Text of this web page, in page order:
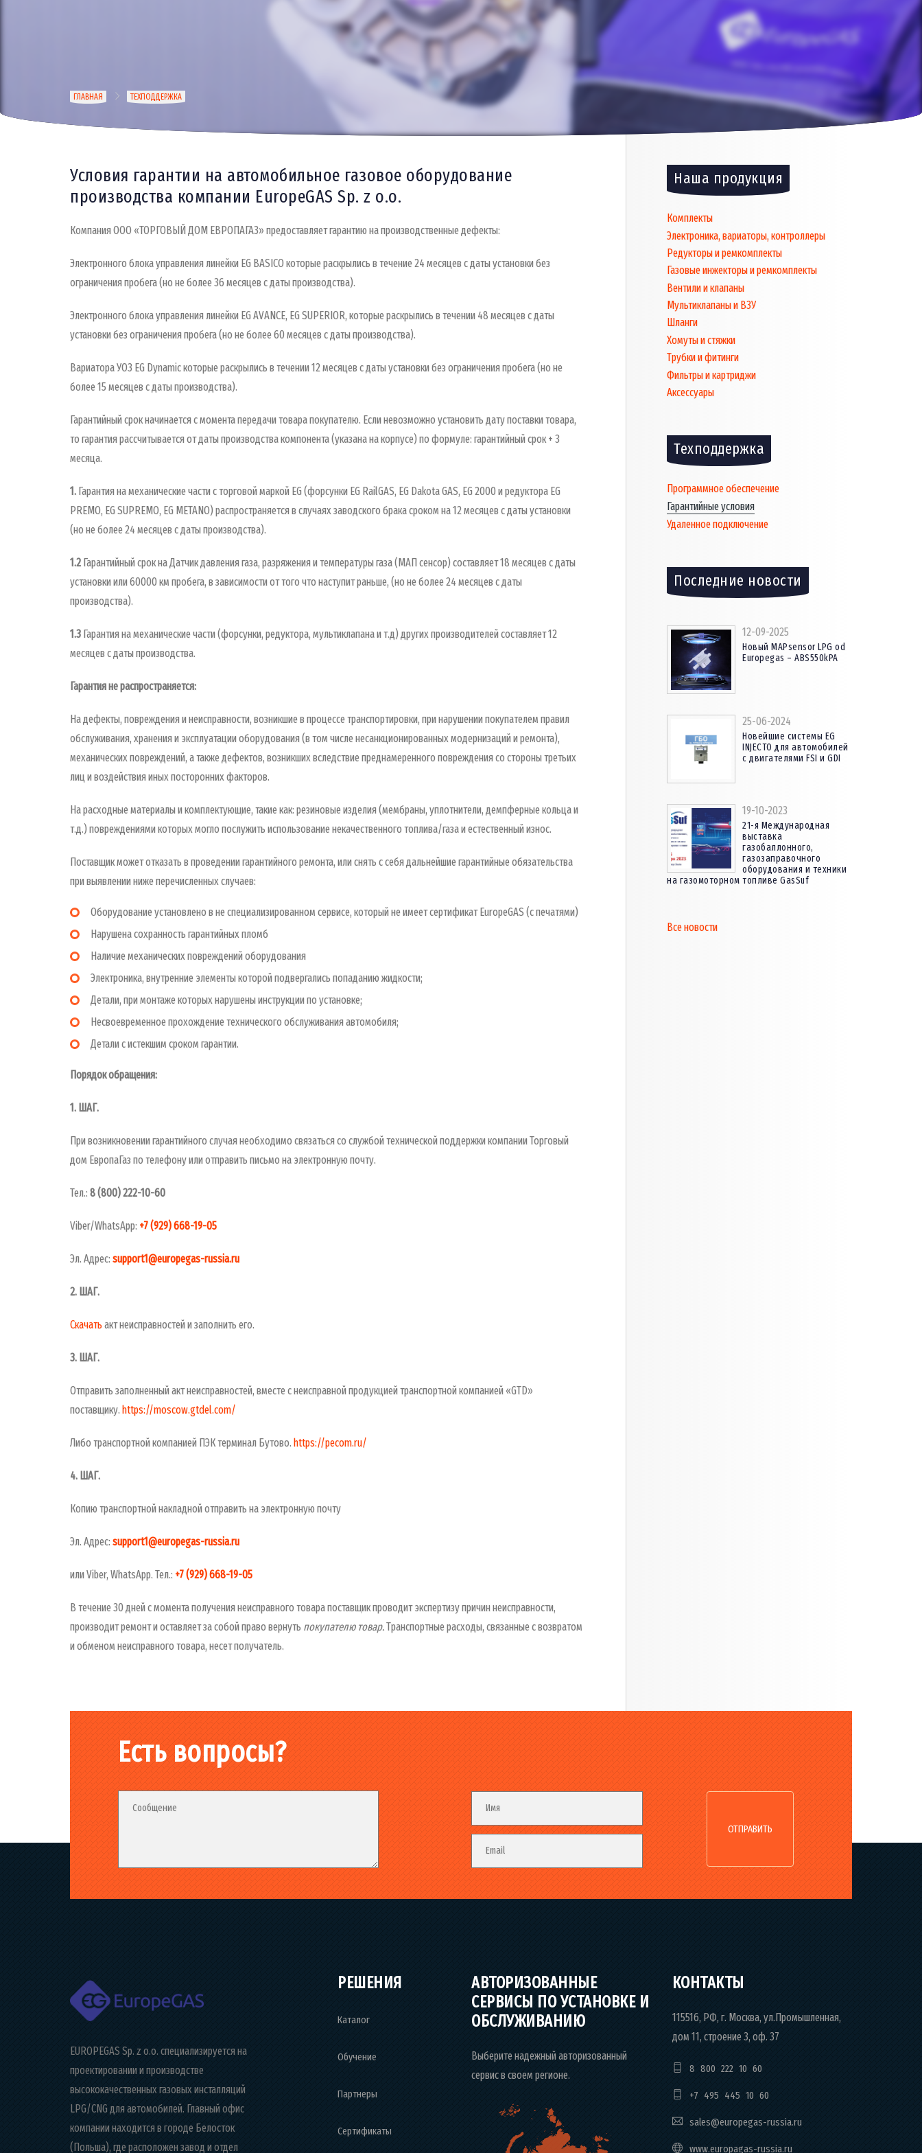
Строка
навигации
ГЛАВНАЯ ТЕХПОДДЕРЖКА
Содержимое
Условия гарантии на автомобильное газовое оборудование
производства компании EuropeGAS Sp. z o.o.
Компания ООО «ТОРГОВЫЙ ДОМ ЕВРОПАГАЗ» предоставляет гарантию на производственные дефекты:
Электронного блока управления линейки EG BASICO которые раскрылись в течение 24 месяцев с даты установки без
ограничения пробега (но не более 36 месяцев с даты производства).
Электронного блока управления линейки EG AVANCE, EG SUPERIOR, которые раскрылись в течении 48 месяцев с даты
установки без ограничения пробега (но не более 60 месяцев с даты производства).
Вариатора УОЗ EG Dynamic которые раскрылись в течении 12 месяцев с даты установки без ограничения пробега (но не
более 15 месяцев с даты производства).
Гарантийный срок начинается с момента передачи товара покупателю. Если невозможно установить дату поставки товара,
то гарантия рассчитывается от даты производства компонента (указана на корпусе) по формуле: гарантийный срок + 3
месяца.
1. Гарантия на механические части с торговой маркой EG (форсунки EG RailGAS, EG Dakota GAS, EG 2000 и редуктора EG
PREMO, EG SUPREMO, EG METANO) распространяется в случаях заводского брака сроком на 12 месяцев с даты установки
(но не более 24 месяцев с даты производства).
1.2 Гарантийный срок на Датчик давления газа, разряжения и температуры газа (МАП сенсор) составляет 18 месяцев с даты
установки или 60000 км пробега, в зависимости от того что наступит раньше, (но не более 24 месяцев с даты
производства).
1.3 Гарантия на механические части (форсунки, редуктора, мультиклапана и т.д) других производителей составляет 12
месяцев с даты производства.
Гарантия не распространяется:
На дефекты, повреждения и неисправности, возникшие в процессе транспортировки, при нарушении покупателем правил
обслуживания, хранения и эксплуатации оборудования (в том числе несанкционированных модернизаций и ремонта),
механических повреждений, а также дефектов, возникших вследствие преднамеренного повреждения со стороны третьих
лиц и воздействия иных посторонних факторов.
На расходные материалы и комплектующие, такие как: резиновые изделия (мембраны, уплотнители, демпферные кольца и
т.д.) повреждениями которых могло послужить использование некачественного топлива/газа и естественный износ.
Поставщик может отказать в проведении гарантийного ремонта, или снять с себя дальнейшие гарантийные обязательства
при выявлении ниже перечисленных случаев:
Оборудование установлено в не специализированном сервисе, который не имеет сертификат EuropeGAS (с печатями)
Нарушена сохранность гарантийных пломб
Наличие механических повреждений оборудования
Электроника, внутренние элементы которой подвергались попаданию жидкости;
Детали, при монтаже которых нарушены инструкции по установке;
Несвоевременное прохождение технического обслуживания автомобиля;
Детали с истекшим сроком гарантии.
Порядок обращения:
1. ШАГ.
При возникновении гарантийного случая необходимо связаться со службой технической поддержки компании Торговый
дом ЕвропаГаз по телефону или отправить письмо на электронную почту.
Тел.: 8 (800) 222-10-60
Viber/WhatsApp: +7 (929) 668-19-05
Эл. Адрес: support1@europegas-russia.ru
2. ШАГ.
Скачать акт неисправностей и заполнить его.
3. ШАГ.
Отправить заполненный акт неисправностей, вместе с неисправной продукцией транспортной компанией «GTD»
поставщику. https://moscow.gtdel.com/
Либо транспортной компанией ПЭК терминал Бутово. https://pecom.ru/
4. ШАГ.
Копию транспортной накладной отправить на электронную почту
Эл. Адрес: support1@europegas-russia.ru
или Viber, WhatsApp. Тел.: +7 (929) 668-19-05
В течение 30 дней с момента получения неисправного товара поставщик проводит экспертизу причин неисправности,
производит ремонт и оставляет за собой право вернуть покупателю товар.Транспортные расходы, связанные с возвратом
и обменом неисправного товара, несет получатель.
Наша продукция
Комплекты
Электроника, вариаторы, контроллеры
Редукторы и ремкомплекты
Газовые инжекторы и ремкомплекты
Вентили и клапаны
Мультиклапаны и ВЗУ
Шланги
Хомуты и стяжки
Трубки и фитинги
Фильтры и картриджи
Аксессуары
Техподдержка
Программное обеспечение
Гарантийные условия
Удаленное подключение
Последние новости
12-09-2025
Новый MAPsensor LPG od
Europegas – ABS550kPA
25-06-2024
Новейшие системы EG
INJECTO для автомобилей
с двигателями FSI и GDI
19-10-2023
21-я Международная
выставка
газобаллонного,
газозаправочного
оборудования и техники
на газомоторном топливе GasSuf
Все новости
Есть вопросы?
Fieldset
Сообщение
Fieldset
Имя
Email
EUROPEGAS Sp. z o.o. специализируется на
проектировании и производстве
высококачественных газовых инсталляций
LPG/CNG для автомобилей. Главный офис
компании находится в городе Белосток
(Польша), где расположен завод и отдел
РЕШЕНИЯ
Каталог
Обучение
Партнеры
Сертификаты
АВТОРИЗОВАННЫЕ
СЕРВИСЫ ПО УСТАНОВКЕ И
ОБСЛУЖИВАНИЮ
Выберите надежный авторизованный
сервис в своем регионе.
КОНТАКТЫ
115516, РФ, г. Москва, ул.Промышленная,
дом 11, строение 3, оф. 37
8 800 222 10 60
+7 495 445 10 60
sales@europegas-russia.ru
www.europagas-russia.ru